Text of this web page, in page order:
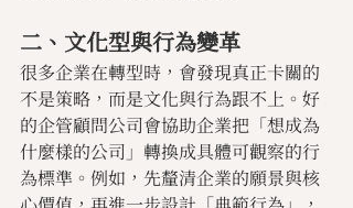
二、文化型與行為變革
很多企業在轉型時，會發現真正卡關的
不是策略，而是文化與行為跟不上。好
的企管顧問公司會協助企業把「想成為
什麼樣的公司」轉換成具體可觀察的行
為標準。例如，先釐清企業的願景與核